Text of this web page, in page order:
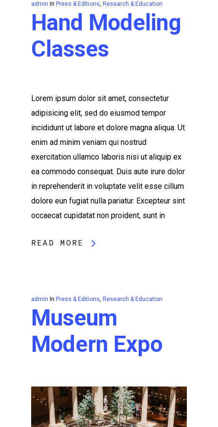
admin In Press & Editions, Research & Education
Hand Modeling
Classes
Lorem ipsum dolor sit amet, consectetur
adipisicing elit, sed do eiusmod tempor
incididunt ut labore et dolore magna aliqua. Ut
enim ad minim veniam qui nostrud
exercitation ullamco laboris nisi ut aliquip ex
ea commodo consequat. Duis aute irure dolor
in reprehenderit in voluptate velit esse cillum
dolore eun fugiat nulla pariatur. Excepteur sint
occaecat cupidatat non proident, sunt in
READ MORE
admin In Press & Editions, Research & Education
Museum
Modern Expo